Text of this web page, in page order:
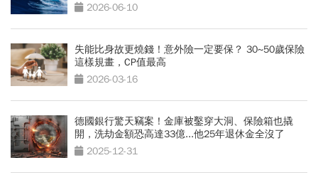
2026-06-10
失能比身故更燒錢！意外險一定要保？ 30~50歲保險
這樣規畫，CP值最高
2026-03-16
德國銀行驚天竊案！金庫被鑿穿大洞、保險箱也撬
開，洗劫金額恐高達33億...他25年退休金全沒了
2025-12-31